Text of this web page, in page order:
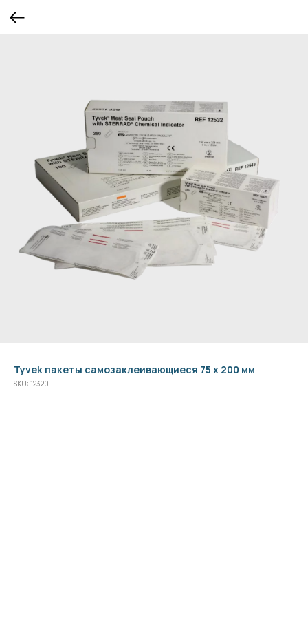
Tyvek пакеты самозаклеивающиеся 75 x 200 мм
SKU: 12320